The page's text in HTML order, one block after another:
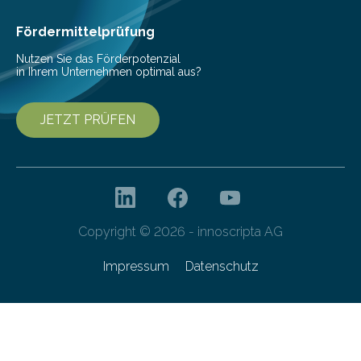
amphibius) in Mitteleuropa vor ungefähr…
Fördermittelprüfung
Nutzen Sie das Förderpotenzial
in Ihrem Unternehmen optimal aus?
JETZT PRÜFEN
Copyright © 2026 - innoscripta AG
Impressum Datenschutz